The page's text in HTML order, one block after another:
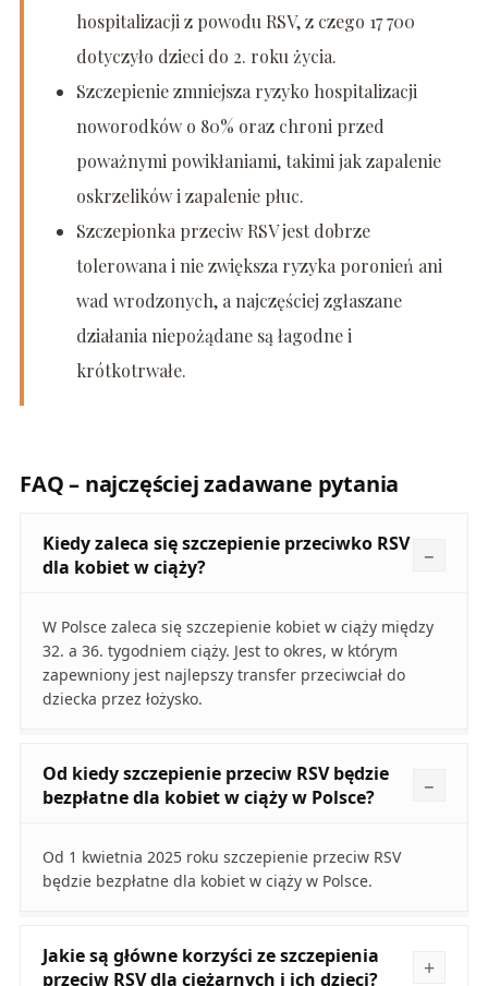
hospitalizacji z powodu RSV, z czego 17 700
dotyczyło dzieci do 2. roku życia.
Szczepienie zmniejsza ryzyko hospitalizacji
noworodków o 80% oraz chroni przed
poważnymi powikłaniami, takimi jak zapalenie
oskrzelików i zapalenie płuc.
Szczepionka przeciw RSV jest dobrze
tolerowana i nie zwiększa ryzyka poronień ani
wad wrodzonych, a najczęściej zgłaszane
działania niepożądane są łagodne i
krótkotrwałe.
FAQ – najczęściej zadawane pytania
Kiedy zaleca się szczepienie przeciwko RSV
dla kobiet w ciąży?
W Polsce zaleca się szczepienie kobiet w ciąży między
32. a 36. tygodniem ciąży. Jest to okres, w którym
zapewniony jest najlepszy transfer przeciwciał do
dziecka przez łożysko.
Od kiedy szczepienie przeciw RSV będzie
bezpłatne dla kobiet w ciąży w Polsce?
Od 1 kwietnia 2025 roku szczepienie przeciw RSV
będzie bezpłatne dla kobiet w ciąży w Polsce.
Jakie są główne korzyści ze szczepienia
przeciw RSV dla ciężarnych i ich dzieci?